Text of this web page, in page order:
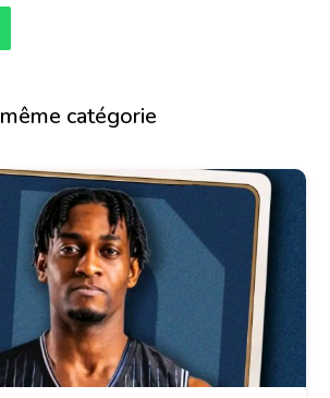
catégorie